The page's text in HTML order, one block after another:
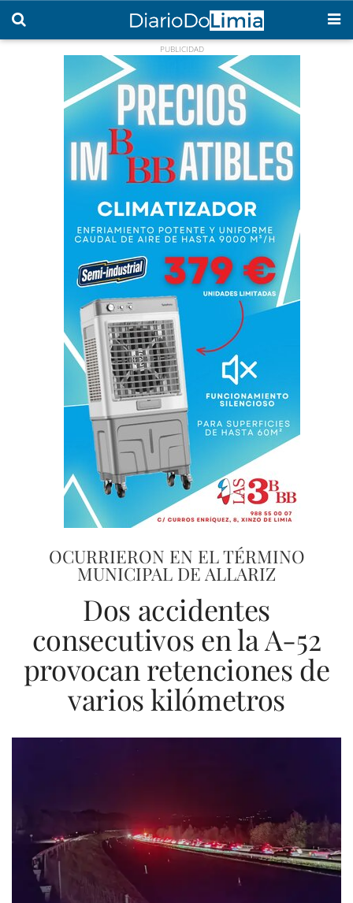
OCURRIERON EN EL TÉRMINO
MUNICIPAL DE ALLARIZ
Dos accidentes
consecutivos en la A-52
provocan retenciones de
varios kilómetros